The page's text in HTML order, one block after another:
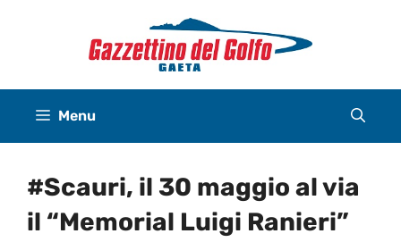
Menu
#Scauri, il 30 maggio al via
il “Memorial Luigi Ranieri”